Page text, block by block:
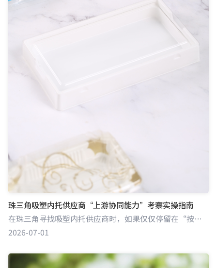
珠三角吸塑内托供应商“上游协同能力”考察实操指南
在珠三角寻找吸塑内托供应商时，如果仅仅停留在“按图加工”的代工层面，往往会面临后期因材料缩水、尺寸公差或成型缺陷导致的反复试错与成本失控。本指南旨在为您提供一套专业的验厂与评估流程，帮助您准确甄别供应商是否具备DFM（可制造性设计）思维与材料科学底蕴，从而锁定能真正参与产品定义、优化包装方案的“上游协同伙伴”。
2026-07-01